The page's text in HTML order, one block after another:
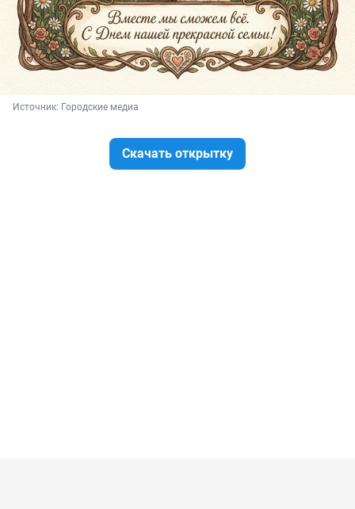
Источник: Городские медиа
Скачать открытку